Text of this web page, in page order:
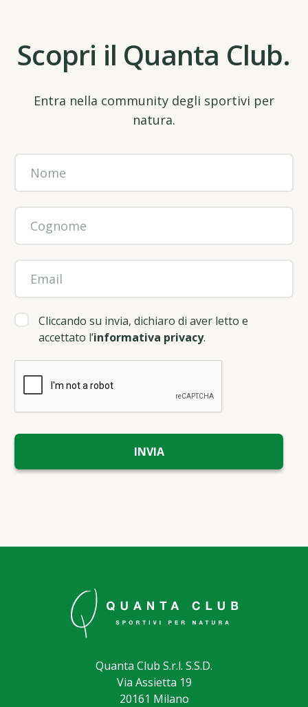
Scopri il Quanta Club.
Entra nella community degli sportivi per
natura.
Cliccando su invia, dichiaro di aver letto e
accettato l’informativa privacy.
Quanta Club S.r.l. S.S.D.
Via Assietta 19
20161 Milano